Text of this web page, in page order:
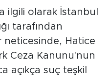
ilgili olarak İstanbul
tarafından
Hatice
Ceza Kanunu'nun
açıkça suç teşkil